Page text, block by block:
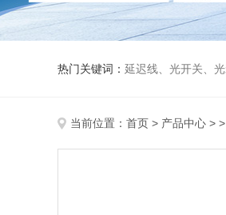
热门关键词： 延迟线、光开关、光衰减器、光纤激光器、光源、光
当前位置： 首页 > 产品中心 > >